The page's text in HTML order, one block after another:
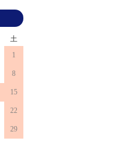
土
1
8
15
22
29